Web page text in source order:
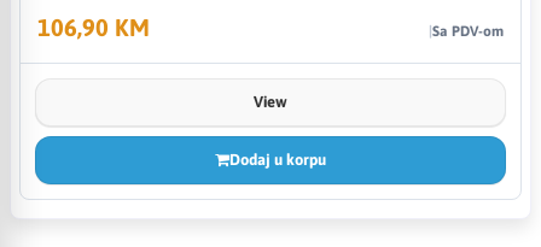
106,90 KM Sa PDV-om
View
Dodaj u korpu